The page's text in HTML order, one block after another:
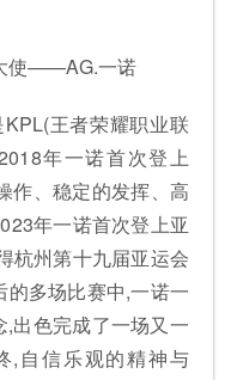
使——AG.一诺
王者荣耀职业联
年一诺首次登上
作、稳定的发挥、高
年一诺首次登上亚
杭州第十九届亚运会
多场比赛中,一诺一
,出色完成了一场又一
,自信乐观的精神与